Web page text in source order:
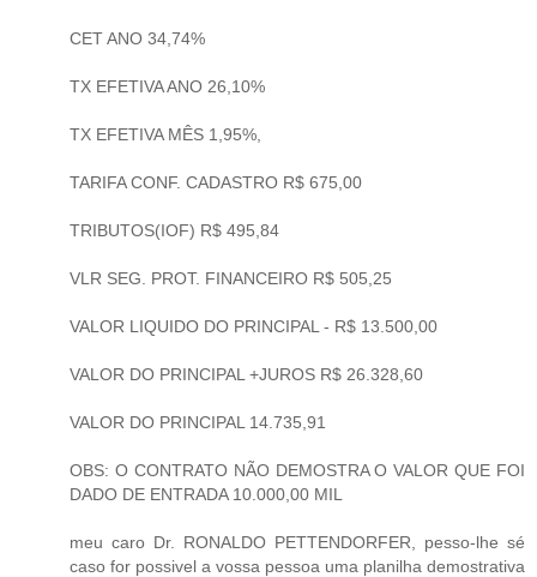
CET ANO 34,74%
TX EFETIVA ANO 26,10%
TX EFETIVA MÊS 1,95%,
TARIFA CONF. CADASTRO R$ 675,00
TRIBUTOS(IOF) R$ 495,84
VLR SEG. PROT. FINANCEIRO R$ 505,25
VALOR LIQUIDO DO PRINCIPAL - R$ 13.500,00
VALOR DO PRINCIPAL +JUROS R$ 26.328,60
VALOR DO PRINCIPAL 14.735,91
OBS: O CONTRATO NÃO DEMOSTRA O VALOR QUE FOI
DADO DE ENTRADA 10.000,00 MIL
meu caro Dr. RONALDO PETTENDORFER, pesso-lhe sé
caso for possivel a vossa pessoa uma planilha demostrativa